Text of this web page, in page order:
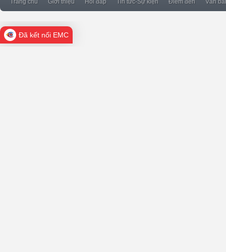
Trang chủ Giới thiệu Hỏi đáp Tin tức-Sự kiện Điểm đến Văn
Đã kết nối EMC